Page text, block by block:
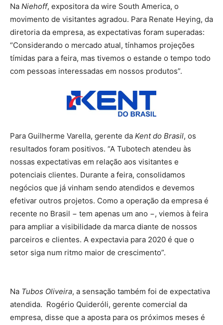
Na Niehoff, expositora da wire South America, o
movimento de visitantes agradou. Para Renate Heying, da
diretoria da empresa, as expectativas foram superadas:
“Considerando o mercado atual, tínhamos projeções
tímidas para a feira, mas tivemos o estande o tempo todo
com pessoas interessadas em nossos produtos”.
Para Guilherme Varella, gerente da Kent do Brasil, os
resultados foram positivos. “A Tubotech atendeu às
nossas expectativas em relação aos visitantes e
potenciais clientes. Durante a feira, consolidamos
negócios que já vinham sendo atendidos e devemos
efetivar outros projetos. Como a operação da empresa é
recente no Brasil − tem apenas um ano −, viemos à feira
para ampliar a visibilidade da marca diante de nossos
parceiros e clientes. A expectavia para 2020 é que o
setor siga num ritmo maior de crescimento”.
Na Tubos Oliveira, a sensação também foi de expectativa
atendida. Rogério Quideróli, gerente comercial da
empresa, disse que a aposta para os próximos meses é